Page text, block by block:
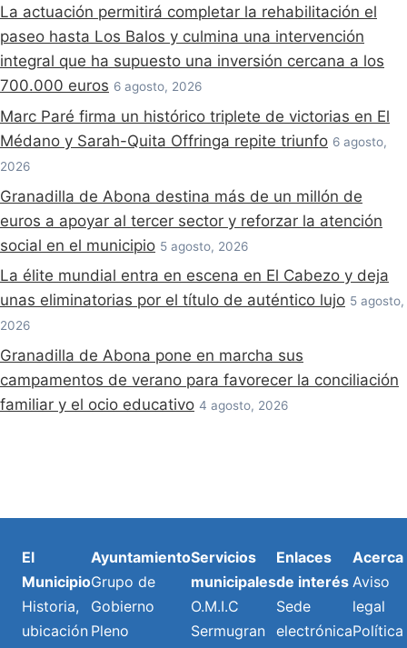
La actuación permitirá completar la rehabilitación el
paseo hasta Los Balos y culmina una intervención
integral que ha supuesto una inversión cercana a los
700.000 euros 6 agosto, 2026
Marc Paré firma un histórico triplete de victorias en El
Médano y Sarah-Quita Offringa repite triunfo 6 agosto,
2026
Granadilla de Abona destina más de un millón de
euros a apoyar al tercer sector y reforzar la atención
social en el municipio 5 agosto, 2026
La élite mundial entra en escena en El Cabezo y deja
unas eliminatorias por el título de auténtico lujo 5 agosto,
2026
Granadilla de Abona pone en marcha sus
campamentos de verano para favorecer la conciliación
familiar y el ocio educativo 4 agosto, 2026
El
Municipio
Historia,
ubicación
Ayuntamiento
Grupo de
Gobierno
Pleno
Servicios
municipales
O.M.I.C
Sermugran
Enlaces
de interés
Sede
electrónica
Acerca
Aviso
legal
Política